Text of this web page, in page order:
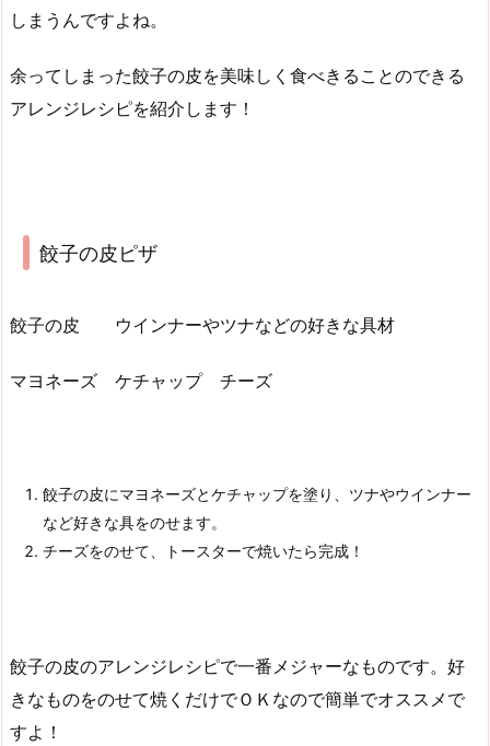
しまうんですよね。
余ってしまった餃子の皮を美味しく食べきることのできる
アレンジレシピを紹介します！
餃子の皮ピザ
餃子の皮 ウインナーやツナなどの好きな具材
マヨネーズ ケチャップ チーズ
餃子の皮にマヨネーズとケチャップを塗り、ツナやウインナー
など好きな具をのせます。
チーズをのせて、トースターで焼いたら完成！
餃子の皮のアレンジレシピで一番メジャーなものです。好
きなものをのせて焼くだけでＯＫなので簡単でオススメで
すよ！